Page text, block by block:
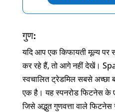
गुण:
यदि आप एक किफायती मूल्य पर
कर रहे हैं, तो आगे नहीं देखें।
स्वचालित ट्रेडमिल सबसे अच्छा
एक है। यह स्पनरोड फिटनेस के
जिसे अद्भुत गुणवत्ता वाले फिटनेस